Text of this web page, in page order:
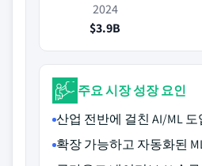
2024
$3.9B
주요 시장 성장 요인
산업 전반에 걸친 AI/ML
확장 가능하고 자동화된